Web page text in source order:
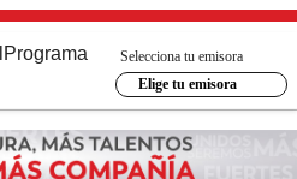
Programa
Selecciona tu emisora
Elige tu emisora